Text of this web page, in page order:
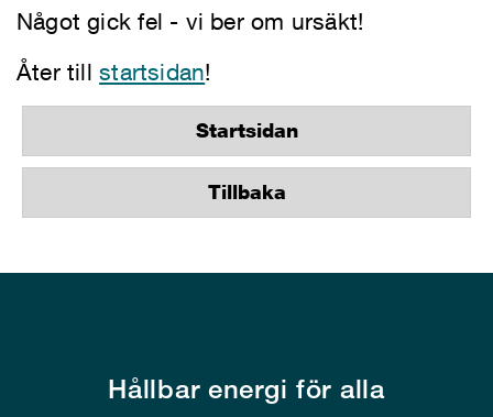
Något gick fel - vi ber om ursäkt!
Åter tillstartsidan!
Startsidan
Tillbaka
Hållbar energi för alla